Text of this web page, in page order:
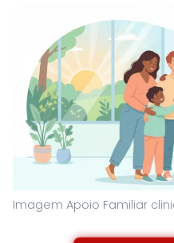
Imagem Apoio Familiar